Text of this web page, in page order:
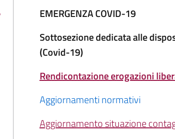
EMERGENZA COVID-19
Sottosezione dedicata alle
(Covid-19)
Rendicontazione erogazioni
Aggiornamenti normativi
Aggiornamento situazione